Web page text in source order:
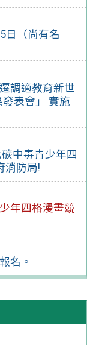
日（尚有名
調適教育新世
表會」 實施
中毒青少年四
消防局!
年四格漫畫競
名。